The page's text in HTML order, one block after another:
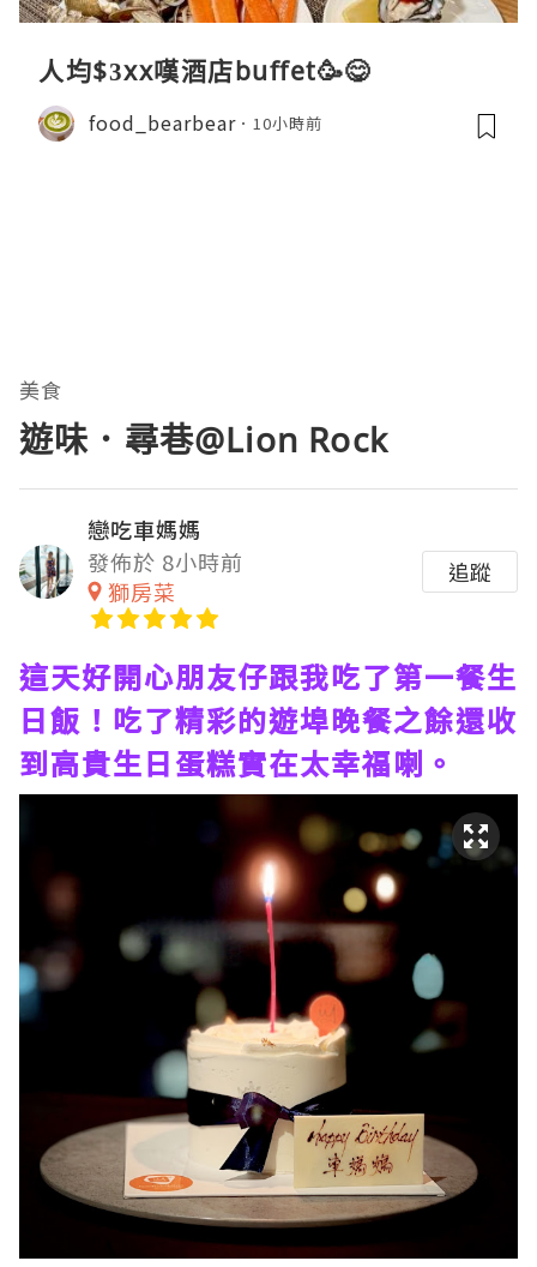
人均$3xx嘆酒店buffet🥳😋
food_bearbear 10小時前
美食
遊味．尋巷@Lion Rock
戀吃車媽媽
發佈於 8小時前
獅房菜
追蹤
這天好開心朋友仔跟我吃了第一餐生
日飯！吃了精彩的遊埠晚餐之餘還收
到高貴生日蛋糕實在太幸福喇。